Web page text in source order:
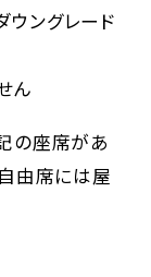
ングレード
ん
の座席があ
由席には屋